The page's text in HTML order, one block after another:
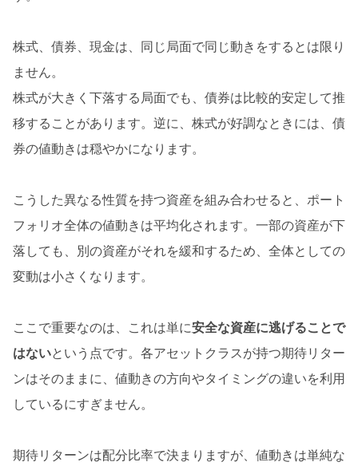
株式、債券、現金は、同じ局面で同じ動きをするとは限り
ません。
株式が大きく下落する局面でも、債券は比較的安定して推
移することがあります。逆に、株式が好調なときには、債
券の値動きは穏やかになります。
こうした異なる性質を持つ資産を組み合わせると、ポート
フォリオ全体の値動きは平均化されます。一部の資産が下
落しても、別の資産がそれを緩和するため、全体としての
変動は小さくなります。
ここで重要なのは、これは単に安全な資産に逃げることで
はないという点です。各アセットクラスが持つ期待リター
ンはそのままに、値動きの方向やタイミングの違いを利用
しているにすぎません。
期待リターンは配分比率で決まりますが、値動きは単純な